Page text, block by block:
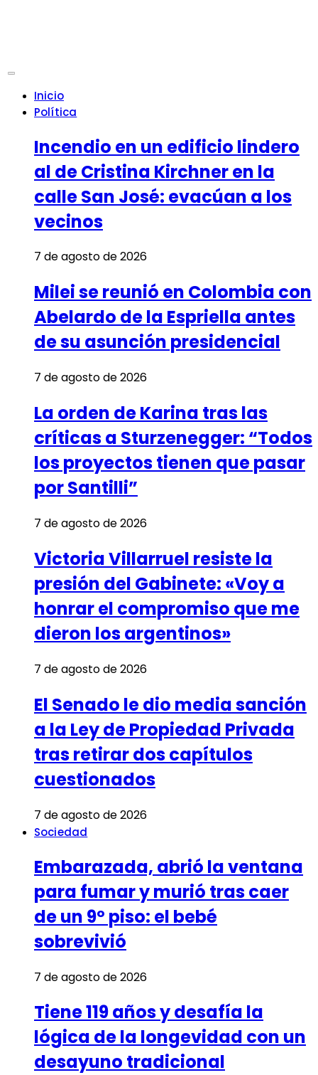
Inicio
Política
Incendio en un edificio lindero
al de Cristina Kirchner en la
calle San José: evacúan a los
vecinos
7 de agosto de 2026
Milei se reunió en Colombia con
Abelardo de la Espriella antes
de su asunción presidencial
7 de agosto de 2026
La orden de Karina tras las
críticas a Sturzenegger: “Todos
los proyectos tienen que pasar
por Santilli”
7 de agosto de 2026
Victoria Villarruel resiste la
presión del Gabinete: «Voy a
honrar el compromiso que me
dieron los argentinos»
7 de agosto de 2026
El Senado le dio media sanción
a la Ley de Propiedad Privada
tras retirar dos capítulos
cuestionados
7 de agosto de 2026
Sociedad
Embarazada, abrió la ventana
para fumar y murió tras caer
de un 9º piso: el bebé
sobrevivió
7 de agosto de 2026
Tiene 119 años y desafía la
lógica de la longevidad con un
desayuno tradicional